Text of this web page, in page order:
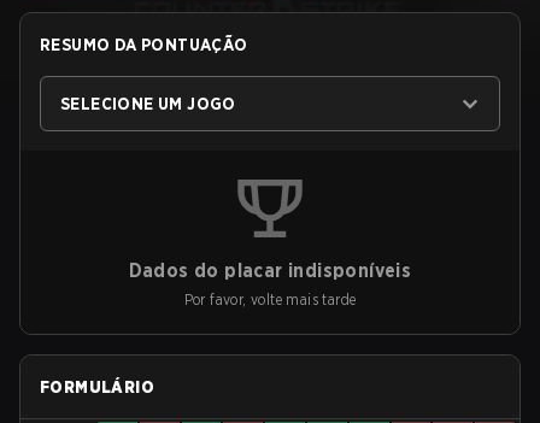
RESUMO DA PONTUAÇÃO
SELECIONE UM JOGO
Dados do placar indisponíveis
Por favor, volte mais tarde
FORMULÁRIO